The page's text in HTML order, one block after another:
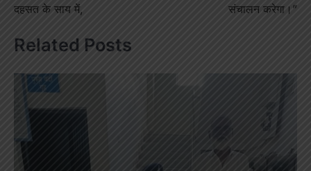
दहसत के साय में,
संचालन करेगा।”
Related Posts